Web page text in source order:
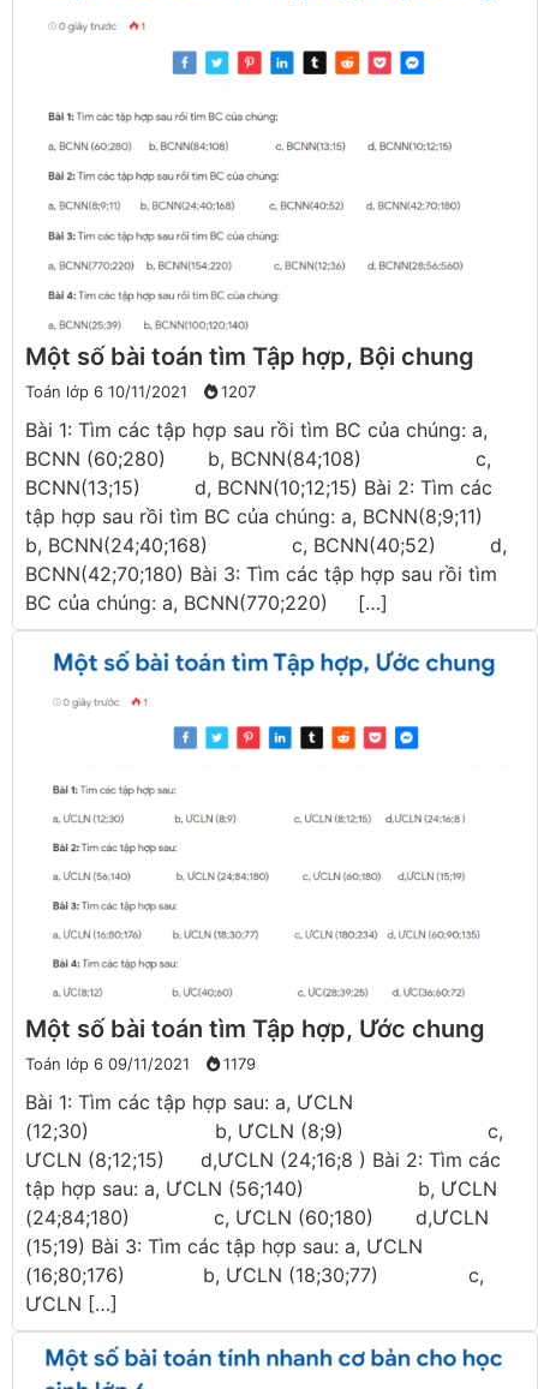
Một số bài toán tìm Tập hợp, Bội chung
Toán lớp 6 10/11/2021 1207
Bài 1: Tìm các tập hợp sau rồi tìm BC của chúng: a,
BCNN (60;280) b, BCNN(84;108) c,
BCNN(13;15) d, BCNN(10;12;15) Bài 2: Tìm các
tập hợp sau rồi tìm BC của chúng: a, BCNN(8;9;11)
b, BCNN(24;40;168) c, BCNN(40;52) d,
BCNN(42;70;180) Bài 3: Tìm các tập hợp sau rồi tìm
BC của chúng: a, BCNN(770;220) […]
Một số bài toán tìm Tập hợp, Ước chung
Toán lớp 6 09/11/2021 1179
Bài 1: Tìm các tập hợp sau: a, ƯCLN
(12;30) b, ƯCLN (8;9) c,
ƯCLN (8;12;15) d,ƯCLN (24;16;8 ) Bài 2: Tìm các
tập hợp sau: a, ƯCLN (56;140) b, ƯCLN
(24;84;180) c, ƯCLN (60;180) d,ƯCLN
(15;19) Bài 3: Tìm các tập hợp sau: a, ƯCLN
(16;80;176) b, ƯCLN (18;30;77) c,
ƯCLN […]